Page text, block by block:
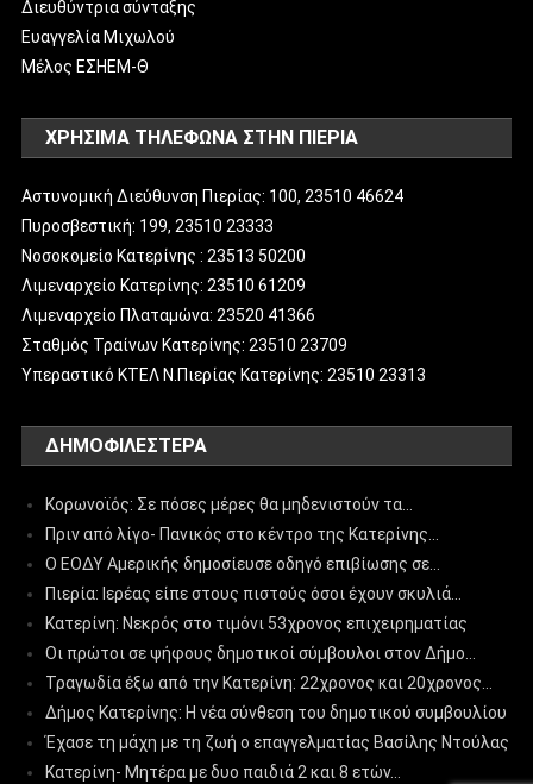
Διευθύντρια σύνταξης
Ευαγγελία Μιχωλού
Μέλος ΕΣΗΕΜ-Θ
ΧΡΗΣΙΜΑ ΤΗΛΕΦΩΝΑ ΣΤΗΝ ΠΙΕΡΙΑ
Αστυνομική Διεύθυνση Πιερίας: 100, 23510 46624
Πυροσβεστική: 199, 23510 23333
Νοσοκομείο Κατερίνης : 23513 50200
Λιμεναρχείο Κατερίνης: 23510 61209
Λιμεναρχείο Πλαταμώνα: 23520 41366
Σταθμός Τραίνων Κατερίνης: 23510 23709
Υπεραστικό ΚΤΕΛ Ν.Πιερίας Κατερίνης: 23510 23313
ΔΗΜΟΦΙΛΈΣΤΕΡΑ
Κορωνοϊός: Σε πόσες μέρες θα μηδενιστούν τα…
Πριν από λίγο- Πανικός στο κέντρο της Κατερίνης…
Ο ΕΟΔΥ Αμερικής δημοσίευσε οδηγό επιβίωσης σε…
Πιερία: Ιερέας είπε στους πιστούς όσοι έχουν σκυλιά…
Κατερίνη: Νεκρός στο τιμόνι 53χρονος επιχειρηματίας
Οι πρώτοι σε ψήφους δημοτικοί σύμβουλοι στον Δήμο…
Τραγωδία έξω από την Κατερίνη: 22χρονος και 20χρονος…
Δήμος Κατερίνης: Η νέα σύνθεση του δημοτικού συμβουλίου
Έχασε τη μάχη με τη ζωή ο επαγγελματίας Βασίλης Ντούλας
Κατερίνη- Μητέρα με δυο παιδιά 2 και 8 ετών…